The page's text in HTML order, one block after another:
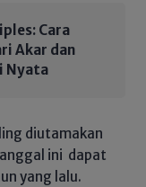
Cara
Akar dan
Nyata
diutamakan
ini dapat
yang lalu.